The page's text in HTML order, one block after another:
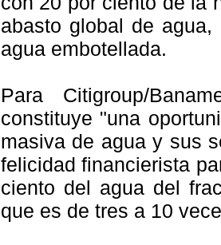
abasto global de
agua embotellada.
Para Citigroup/
constituye "una
masiva de agua y sus
felicidad financierista
ciento del agua del
que es de tres a 10